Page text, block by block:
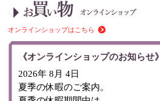
オンラインショップはこちら
《オンラインショップのお知らせ》